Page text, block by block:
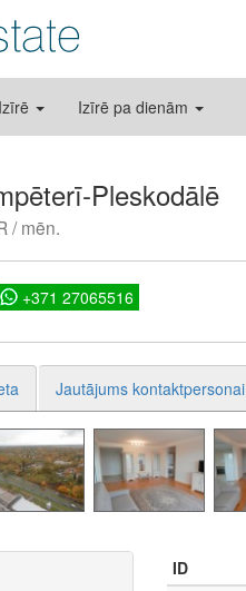
Izīrē Izīrē pa dienām
Pleskodālē
/ mēn.
+371 27065516
Jautājums kontaktpersonai
ID